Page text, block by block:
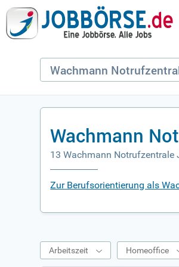
Wachmann
13 Wachmann Notrufzentrale
Zur Berufsorientierung als
Arbeitszeit Homeoffice